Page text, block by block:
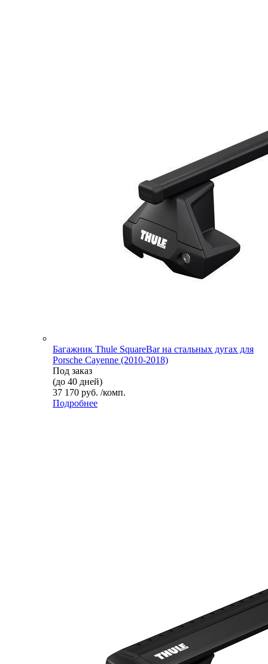
Багажник Thule SquareBar на стальных дугах для
Porsche Cayenne (2010-2018)
Под заказ
(до 40 дней)
37 170 руб. /комп.
Подробнее